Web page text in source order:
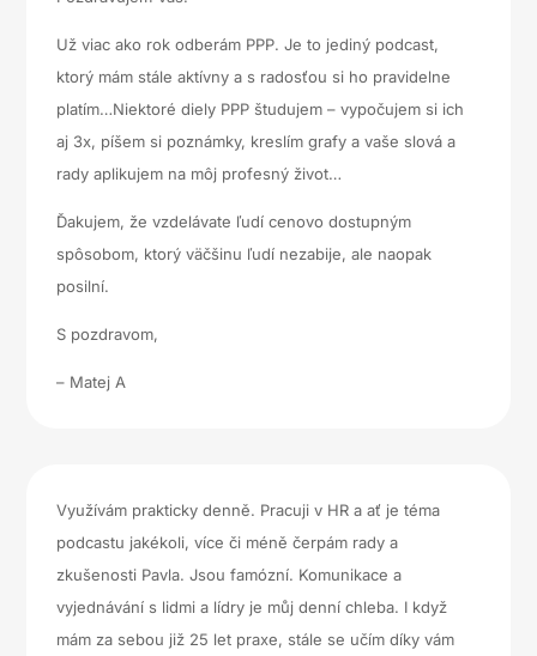
Už viac ako rok odberám PPP. Je to jediný podcast,
ktorý mám stále aktívny a s radosťou si ho pravidelne
platím…Niektoré diely PPP študujem – vypočujem si ich
aj 3x, píšem si poznámky, kreslím grafy a vaše slová a
rady aplikujem na môj profesný život…
Ďakujem, že vzdelávate ľudí cenovo dostupným
spôsobom, ktorý väčšinu ľudí nezabije, ale naopak
posilní.
S pozdravom,
– Matej A
Využívám prakticky denně. Pracuji v HR a ať je téma
podcastu jakékoli, více či méně čerpám rady a
zkušenosti Pavla. Jsou famózní. Komunikace a
vyjednávání s lidmi a lídry je můj denní chleba. I když
mám za sebou již 25 let praxe, stále se učím díky vám